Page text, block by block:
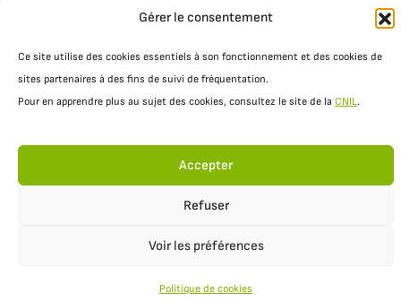
Gérer le consentement
Ce site utilise des cookies essentiels à son fonctionnement et des cookies de
sites partenaires à des fins de suivi de fréquentation.
Pour en apprendre plus au sujet des cookies, consultez le site de la CNIL.
Accepter
Refuser
Voir les préférences
Politique de cookies
Mentions légales Politique de confidentialité